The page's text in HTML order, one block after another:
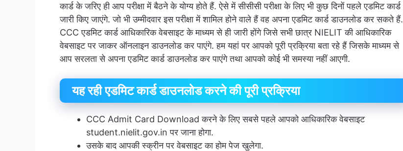
कार्ड के जरिए ही आप परीक्षा में बैठने के योग्य होते हैं. ऐसे में सीसीसी परीक्षा के लिए भी कुछ दिनों पहले एडमिट कार्ड
जारी किए जाएंगे. जो भी उम्मीदवार इस परीक्षा में शामिल होने वाले हैं वह अपना एडमिट कार्ड डाउनलोड कर सकते हैं.
CCC एडमिट कार्ड आधिकारिक वेबसाइट के माध्यम से ही जारी होंगे जिसे सभी छात्र NIELIT की आधिकारिक
वेबसाइट पर जाकर ऑनलाइन डाउनलोड कर पाएंगे. हम यहां पर आपको पूरी प्रक्रिया बता रहे हैं जिसके माध्यम से
आप सरलता से अपना एडमिट कार्ड डाउनलोड कर पाएंगे तथा आपको कोई भी समस्या नहीं आएगी.
यह रही एडमिट कार्ड डाउनलोड करने की पूरी प्रक्रिया
CCC Admit Card Download करने के लिए सबसे पहले आपको आधिकारिक वेबसाइट
student.nielit.gov.in पर जाना होगा.
उसके बाद आपकी स्क्रीन पर वेबसाइट का होम पेज खुलेगा.